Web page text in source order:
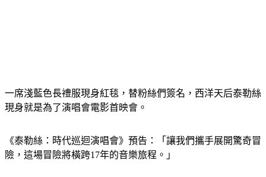
一席淺藍色長禮服現身紅毯，替粉絲們簽名，西洋天后泰勒絲
《泰勒絲：時代巡迴演唱會》預告：「讓我們攜手展開驚奇冒